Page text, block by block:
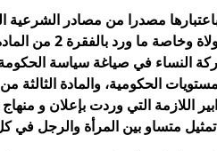
باعتبارها مصدرا من مصادر
المتعلقة
النساء في صياغة سياسة الحكومة
الحكومية، والمادة
اللازمة التي وردت بإعلان و
متساو بين المرأة والرجل في كل